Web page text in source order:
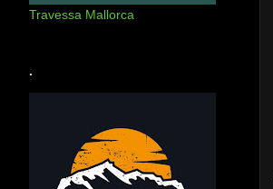
Travessa Mallorca
.